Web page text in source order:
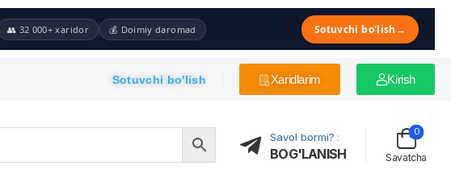
👥 32 000+ xaridor 💰 Doimiy daromad Sotuvchi bo'lish →
Sotuvchi bo'lish Xaridlarim Kirish
Savol bormi? :
BOG'LANISH Savatcha
0